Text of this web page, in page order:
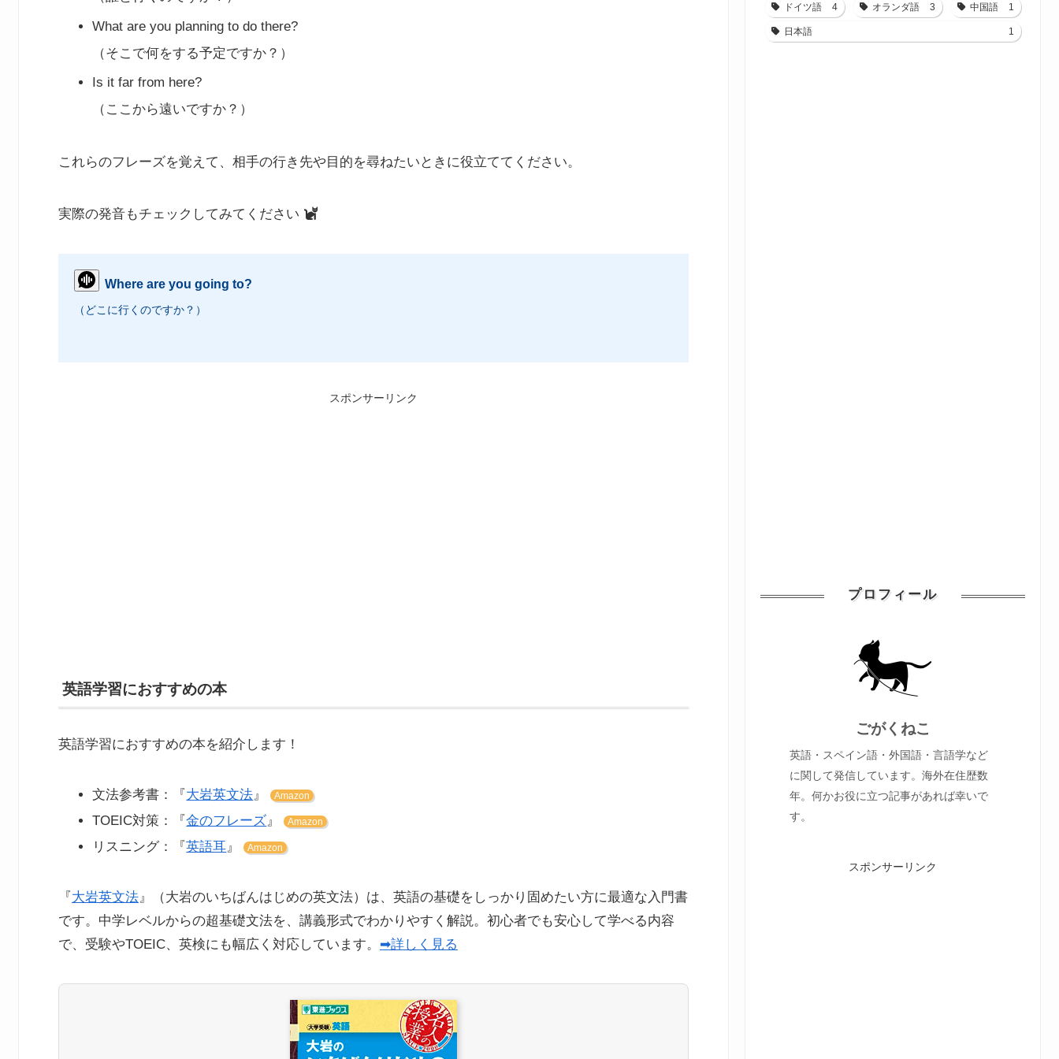
What are you planning to do there?
（そこで何をする予定ですか？）
Is it far from here?
（ここから遠いですか？）
これらのフレーズを覚えて、相手の行き先や目的を尋ねたいときに役立ててください。
実際の発音もチェックしてみてください
Where are you going to?
（どこに行くのですか？）
スポンサーリンク
英語学習におすすめの本
英語学習におすすめの本を紹介します！
文法参考書：『大岩英文法 』 Amazon
TOEIC対策：『金のフレーズ』 Amazon
リスニング：『英語耳』 Amazon
『 大岩英文法』（大岩のいちばんはじめの英文法）は、英語の基礎をしっかり固めたい方に最適な入門書
です。中学レベルからの超基礎文法を、講義形式でわかりやすく解説。初心者でも安心して学べる内容
で、受験やTOEIC、英検にも幅広く対応しています。 ➡詳しく見る
ドイツ語 4 オランダ語 3 中国語 1
日本語 1
プロフィール
ごがくねこ
英語・スペイン語・外国語・言語学など
に関して発信しています。海外在住歴数
年。何かお役に立つ記事があれば幸いで
す。
スポンサーリンク